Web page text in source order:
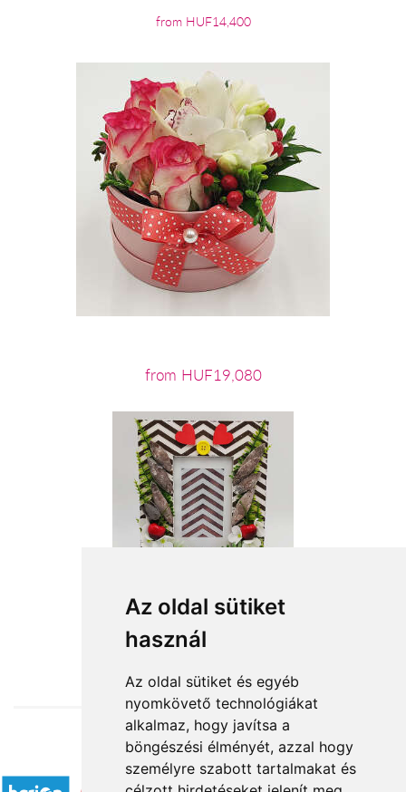
Az oldal sütiket
használ
Az oldal sütiket és egyéb
nyomkövető technológiákat
alkalmaz, hogy javítsa a
böngészési élményét, azzal hogy
személyre szabott tartalmakat és
from HUF14,400
from HUF19,080
from HUF6,600
Accepted payment methods